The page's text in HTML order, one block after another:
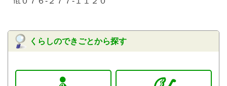
くらしのできごとから探す